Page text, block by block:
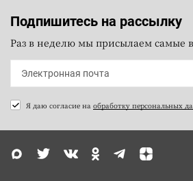
Подпишитесь на рассылку
Раз в неделю мы присылаем самые
Я даю согласие на обработку персональных